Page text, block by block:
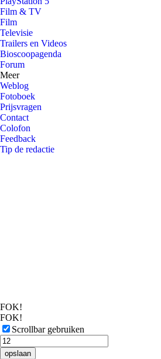
Film & TV
Film
Televisie
Trailers en Videos
Bioscoopagenda
Forum
Meer
Weblog
Fotoboek
Prijsvragen
Contact
Colofon
Feedback
Tip de redactie
FOK!
FOK!
Scrollbar gebruiken
opslaan